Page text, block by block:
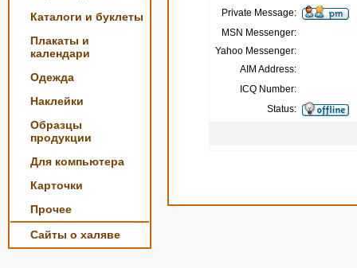
Каталоги и буклеты
Плакаты и
календари
Одежда
Наклейки
Образцы
продукции
Для компьютера
Карточки
Прочее
Сайты о халяве
Private Message:
MSN Messenger:
Yahoo Messenger:
AIM Address:
ICQ Number:
Status: